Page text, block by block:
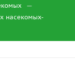
—
насекомых-